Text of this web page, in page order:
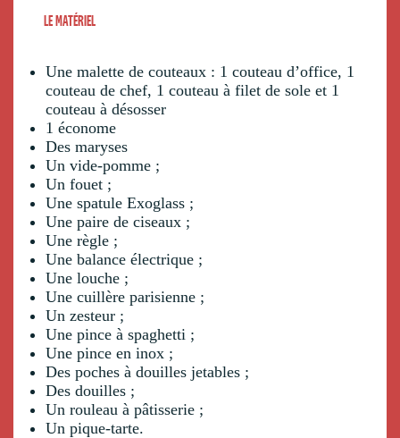
LE MATÉRIEL
Une malette de couteaux : 1 couteau d’office, 1
couteau de chef, 1 couteau à filet de sole et 1
couteau à désosser
1 économe
Des maryses
Un vide-pomme ;
Un fouet ;
Une spatule Exoglass ;
Une paire de ciseaux ;
Une règle ;
Une balance électrique ;
Une louche ;
Une cuillère parisienne ;
Un zesteur ;
Une pince à spaghetti ;
Une pince en inox ;
Des poches à douilles jetables ;
Des douilles ;
Un rouleau à pâtisserie ;
Un pique-tarte.